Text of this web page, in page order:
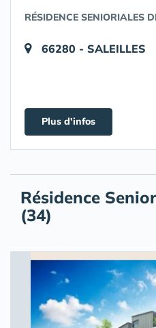
RÉSIDENCE SENIORIALES
66280 - SALEILLES
Plus d'infos
Résidence
(34)